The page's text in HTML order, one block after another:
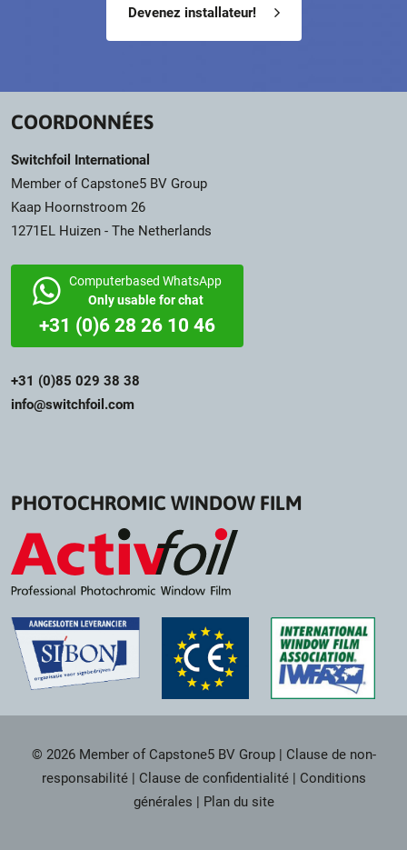
Devenez installateur!
COORDONNÉES
Switchfoil International
Member of Capstone5 BV Group
Kaap Hoornstroom 26
1271EL Huizen - The Netherlands
Computerbased WhatsApp
Only usable for chat
+31 (0)6 28 26 10 46
+31 (0)85 029 38 38
info@switchfoil.com
PHOTOCHROMIC WINDOW FILM
© 2026 Member of Capstone5 BV Group
Clause de non-
responsabilité
Clause de confidentialité
Conditions
générales
Plan du site